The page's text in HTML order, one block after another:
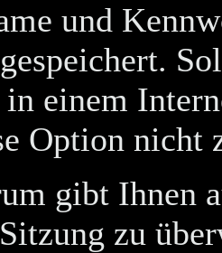
und
einem
Option nicht
gibt Ihnen
zu